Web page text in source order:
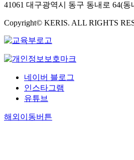
41061 대구광역시 동구 동내로 64(동
Copyright© KERIS. ALL RIGHTS
네이버 블로그
인스타그램
유튜브
해외이동버튼